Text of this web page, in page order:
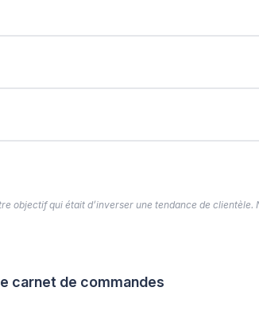
carnet de commandes
objectif qui était d’inverser une tendance de